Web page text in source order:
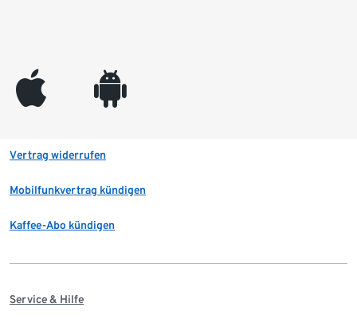
appleinc android
Vertrag widerrufen
Mobilfunkvertrag kündigen
Kaffee-Abo kündigen
Service & Hilfe